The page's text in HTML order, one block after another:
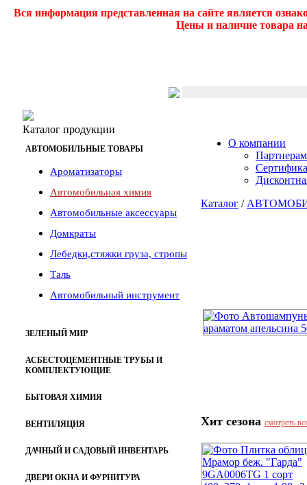
Вся информация представленная на сайте является
Цены и наличие товара
Каталог продукции
АВТОМОБИЛЬНЫЕ ТОВАРЫ
Ароматизаторы
Автомобильная химия
Автомобильные аксессуары
Домкраты
Лебедки,стяжки груза, стропы
Таль
Автомобильный инструмент
ЗЕЛЕНЫЙ МИР
АСБЕСТОЦЕМЕНТНЫЕ ТРУБЫ И
КОМПЛЕКТУЮЩИЕ
БЫТОВАЯ ХИМИЯ
ВЕНТИЛЯЦИЯ
ДАЧНЫЙ И САДОВЫЙ ИНВЕНТАРЬ
ДВЕРИ ОКНА И ФУРНИТУРА
О компании
Партнерам
Каталог /
Хит сезона смотреть